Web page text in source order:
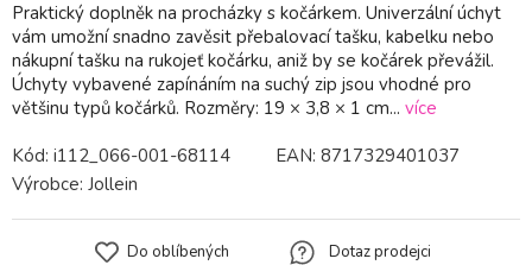
Praktický doplněk na procházky s kočárkem. Univerzální úchyt
vám umožní snadno zavěsit přebalovací tašku, kabelku nebo
nákupní tašku na rukojeť kočárku, aniž by se kočárek převážil.
Úchyty vybavené zapínáním na suchý zip jsou vhodné pro
většinu typů kočárků. Rozměry: 19 × 3,8 × 1 cm... více
Kód: i112_066-001-68114 EAN: 8717329401037
Výrobce: Jollein
Do oblíbených
Dotaz prodejci